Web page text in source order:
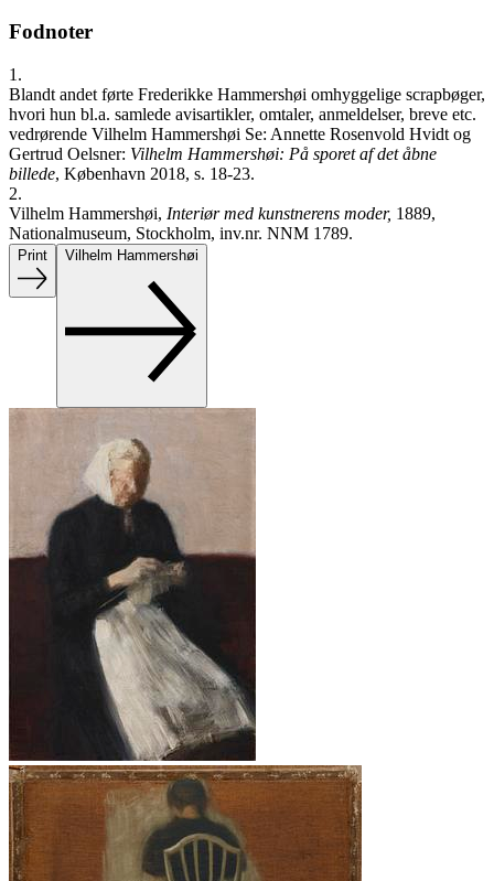
Fodnoter
1.
Blandt andet førte Frederikke Hammershøi omhyggelige scrapbøger,
hvori hun bl.a. samlede avisartikler, omtaler, anmeldelser, breve etc.
vedrørende Vilhelm Hammershøi Se: Annette Rosenvold Hvidt og
Gertrud Oelsner: Vilhelm Hammershøi: På sporet af det åbne
billede, København 2018, s. 18-23.
2.
Vilhelm Hammershøi, Interiør med kunstnerens moder, 1889,
Nationalmuseum, Stockholm, inv.nr. NNM 1789.
Print Vilhelm Hammershøi